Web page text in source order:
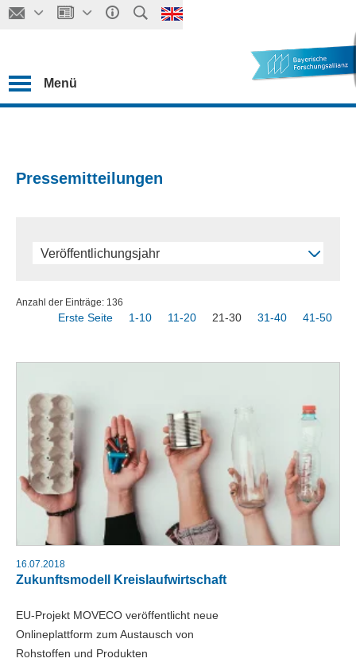
Menü
Pressemitteilungen
Veröffentlichungsjahr
Anzahl der Einträge: 136
Erste Seite 1-10 11-20 21-30 31-40 41-50
16.07.2018
Zukunftsmodell Kreislaufwirtschaft
EU-Projekt MOVECO veröffentlicht neue
Onlineplattform zum Austausch von
Rohstoffen und Produkten